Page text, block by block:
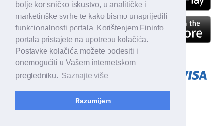
bolje korisničko iskustvo, u analitičke i
marketinške svrhe te kako bismo unaprijedili
funkcionalnosti portala. Korištenjem Fininfo
portala pristajete na upotrebu kolačića.
Postavke kolačića možete podesiti i
onemogućiti u Vašem internetskom
pregledniku. Saznajte više
Razumijem